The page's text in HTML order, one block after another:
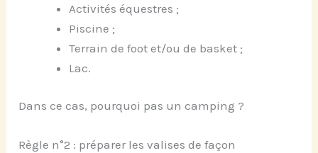
Activités équestres ;
Piscine ;
Terrain de foot et/ou de basket ;
Lac.
Dans ce cas, pourquoi pas un camping ?
Règle n°2 : préparer les valises de façon